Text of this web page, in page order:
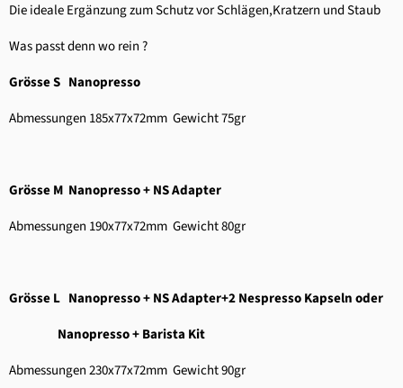
Die ideale Ergänzung zum Schutz vor Schlägen,Kratzern und Staub
Was passt denn wo rein ?
Grösse S Nanopresso
Abmessungen 185x77x72mm Gewicht 75gr
Grösse M Nanopresso + NS Adapter
Abmessungen 190x77x72mm Gewicht 80gr
Grösse L Nanopresso + NS Adapter+2 Nespresso Kapseln oder
Nanopresso + Barista Kit
Abmessungen230x77x72mm Gewicht 90gr